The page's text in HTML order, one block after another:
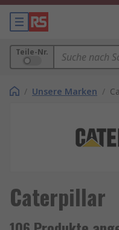
Teile-Nr.
/ Unsere Marken /
Caterpillar